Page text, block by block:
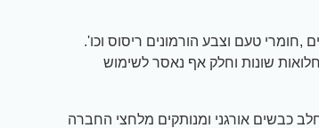
,חומרי טעם וצבע הורמונים ריסוס וכו'.
שונות וחלק אף נאסר לשימוש
כבשים אורגני ומנותקים מלחצי החברה